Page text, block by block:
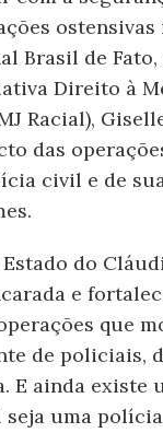
ostensivas
Brasil de
Direito à
Racial),
das
civil e de
do
e
que
de policiais,
E ainda existe
uma